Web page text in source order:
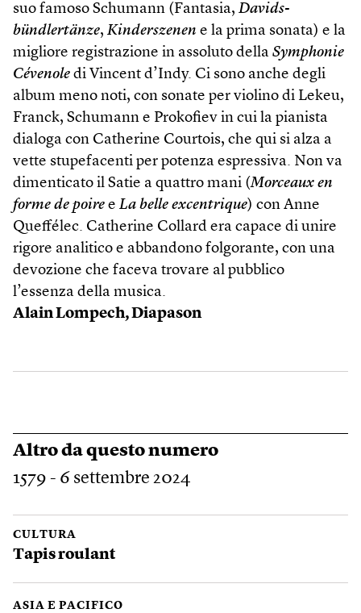
suo famoso Schumann (Fantasia, Davids­
bündlertänze, Kinderszenen e la prima sonata) e la
migliore registrazione in assoluto della Symphonie
Cévenole di Vincent d’Indy. Ci sono anche degli
album meno noti, con sonate per violino di Lekeu,
Franck, Schumann e Prokofiev in cui la pianista
dialoga con Catherine Courtois, che qui si alza a
vette stupefacenti per potenza espressiva. Non va
dimenticato il Satie a quattro mani (Mor­ceaux en
forme de poire e La belle excentrique) con Anne
Queffélec. Catherine Collard era capace di unire
rigore analitico e abbandono folgorante, con una
devozione che faceva trovare al pubblico
l’essenza della musica.
Alain Lompech, Diapason
Altro da questo numero
1579 - 6 settembre 2024
CULTURA
Tapis roulant
ASIA E PACIFICO